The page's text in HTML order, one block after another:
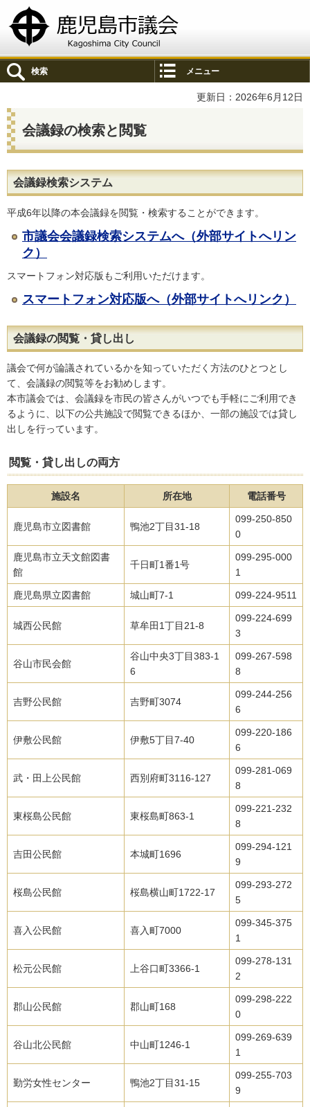
鹿児島市議会
検索 メニュー
更新日：2026年6月12日
会議録の検索と閲覧
会議録検索システム
平成6年以降の本会議録を閲覧・検索することができます。
市議会会議録検索システムへ（外部サイトへリン
ク）
スマートフォン対応版もご利用いただけます。
スマートフォン対応版へ（外部サイトへリンク）
会議録の閲覧・貸し出し
議会で何が論議されているかを知っていただく方法のひとつとし
て、会議録の閲覧等をお勧めします。
本市議会では、会議録を市民の皆さんがいつでも手軽にご利用でき
るように、以下の公共施設で閲覧できるほか、一部の施設では貸し
出しを行っています。
閲覧・貸し出しの両方
施設名 所在地 電話番号
鹿児島市立図書館 鴨池2丁目31-18
099-250-850
0
鹿児島市立天文館図書
館
千日町1番1号
099-295-000
1
鹿児島県立図書館 城山町7-1 099-224-9511
城西公民館 草牟田1丁目21-8
099-224-699
3
谷山市民会館
谷山中央3丁目383-1
6
099-267-598
8
吉野公民館 吉野町3074
099-244-256
6
伊敷公民館 伊敷5丁目7-40
099-220-186
6
武・田上公民館 西別府町3116-127
099-281-069
8
東桜島公民館 東桜島町863-1
099-221-232
8
吉田公民館 本城町1696
099-294-121
9
桜島公民館 桜島横山町1722-17
099-293-272
5
喜入公民館 喜入町7000
099-345-375
1
松元公民館 上谷口町3366-1
099-278-131
2
郡山公民館 郡山町168
099-298-222
0
谷山北公民館 中山町1246-1
099-269-639
1
勤労女性センター 鴨池2丁目31-15
099-255-703
9